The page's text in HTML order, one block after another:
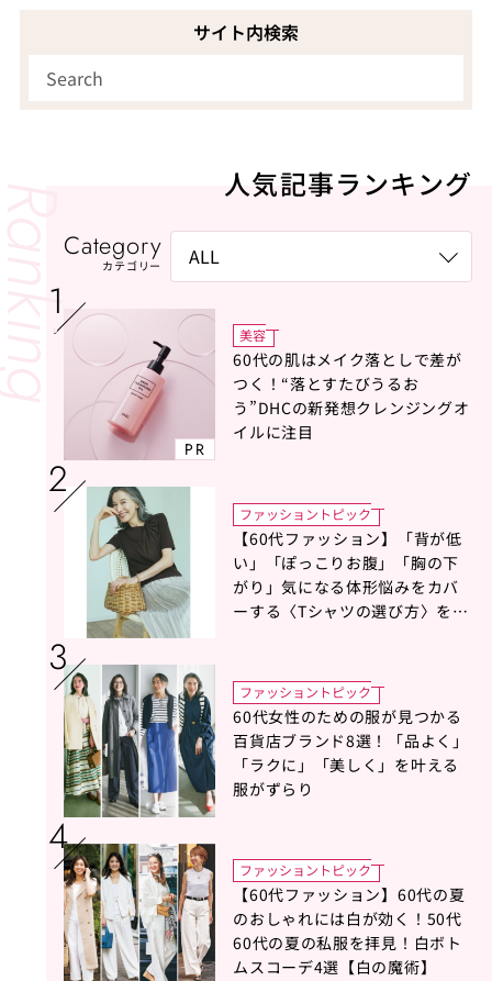
サイト内検索
人気記事ランキング
Category
カテゴリー
PR
美容
60代の肌はメイク落としで差が
つく！“落とすたびうるお
う”DHCの新発想クレンジングオ
イルに注目
ファッショントピック
【60代ファッション】「背が低
い」「ぽっこりお腹」「胸の下
がり」気になる体形悩みをカバ
ーする〈Tシャツの選び方〉をス
ファッショントピック
60代女性のための服が見つかる
百貨店ブランド8選！「品よく」
「ラクに」「美しく」を叶える
服がずらり
ファッショントピック
【60代ファッション】60代の夏
のおしゃれには白が効く！50代
60代の夏の私服を拝見！白ボト
ムスコーデ4選【白の魔術】